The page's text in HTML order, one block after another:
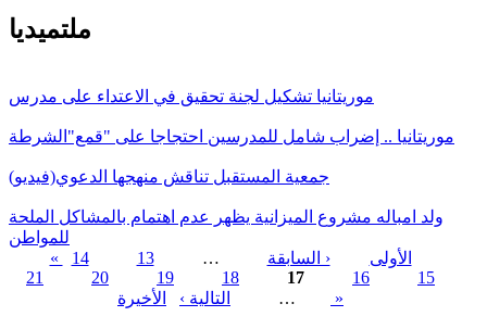
ملتميديا
موريتانيا تشكيل لجنة تحقيق في الاعتداء على مدرس
موريتانيا .. إضراب شامل للمدرسين احتجاجا على "قمع"الشرطة
جمعية المستقبل تناقش منهجها الدعوي(فيديو)
ولد امباله مشروع الميزانية يظهر عدم اهتمام بالمشاكل الملحة
للمواطن
الصفحات
« الأولى ‹ السابقة …
13
14
15
16
17
18
19
20
21
…
التالية › الأخيرة »